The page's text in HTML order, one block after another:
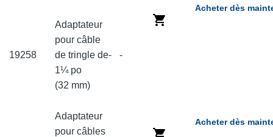
19258
Adaptateur
pour câble
de tringle de
1¼ po
(32 mm)
- -
Acheter dès
Adaptateur
pour câbles
Acheter dès